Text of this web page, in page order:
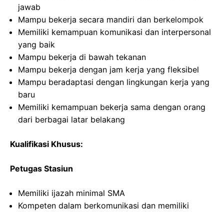
jawab
Mampu bekerja secara mandiri dan berkelompok
Memiliki kemampuan komunikasi dan interpersonal
yang baik
Mampu bekerja di bawah tekanan
Mampu bekerja dengan jam kerja yang fleksibel
Mampu beradaptasi dengan lingkungan kerja yang
baru
Memiliki kemampuan bekerja sama dengan orang
dari berbagai latar belakang
Kualifikasi Khusus:
Petugas Stasiun
Memiliki ijazah minimal SMA
Kompeten dalam berkomunikasi dan memiliki